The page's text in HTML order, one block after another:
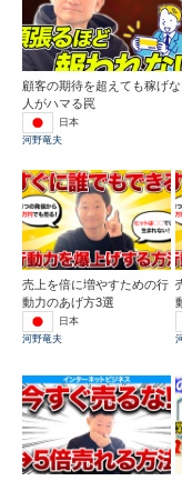
顧客の期待を超えても稼げ
人がハマる罠
日本
河野竜夫
売上を倍に増やすための行
動力のあげ方3選
日本
河野竜夫